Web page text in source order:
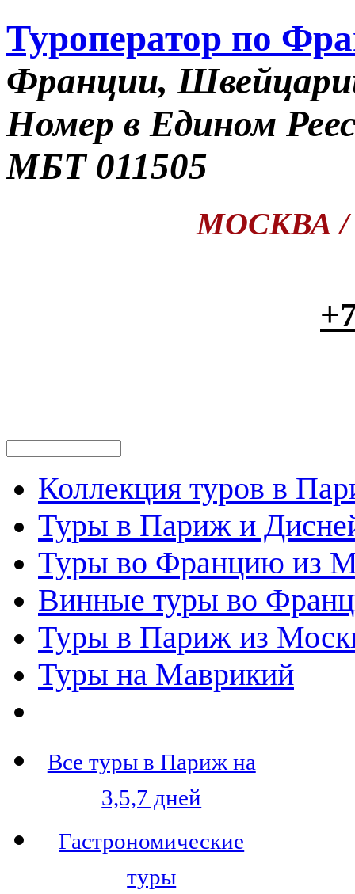
Туроператор по
Франции,
Номер в Едином
МБТ 011505
МОСКВА /
Коллекция туров в
Туры в Париж и
Туры во Францию из
Винные туры во
Туры в Париж из
Туры на Маврикий
Все туры в Париж на
3,5,7 дней
Гастрономические
туры